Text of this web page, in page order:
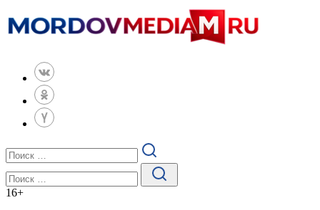
16+